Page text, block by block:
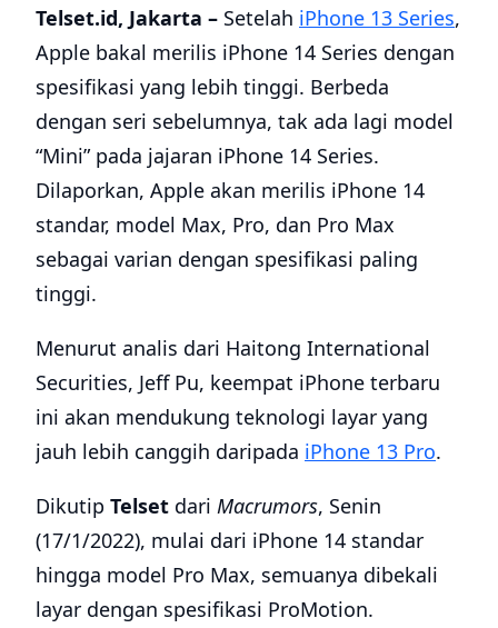
Telset.id, Jakarta – Setelah iPhone 13 Series,
Apple bakal merilis iPhone 14 Series dengan
spesifikasi yang lebih tinggi. Berbeda
dengan seri sebelumnya, tak ada lagi model
“Mini” pada jajaran iPhone 14 Series.
Dilaporkan, Apple akan merilis iPhone 14
standar, model Max, Pro, dan Pro Max
sebagai varian dengan spesifikasi paling
tinggi.
Menurut analis dari Haitong International
Securities, Jeff Pu, keempat iPhone terbaru
ini akan mendukung teknologi layar yang
jauh lebih canggih daripada iPhone 13 Pro.
Dikutip Telset dari Macrumors, Senin
(17/1/2022), mulai dari iPhone 14 standar
hingga model Pro Max, semuanya dibekali
layar dengan spesifikasi ProMotion.